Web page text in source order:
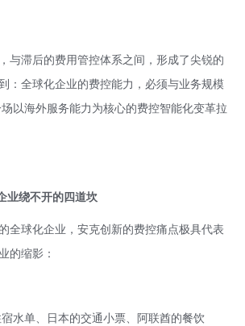
与滞后的费用管控体系之间，形成了尖锐的
：全球化企业的费控能力，必须与业务规模
以海外服务能力为核心的费控智能化变革拉
业绕不开的四道坎
全球化企业，安克创新的费控痛点极具代表
的缩影：
水单、日本的交通小票、阿联酋的餐饮